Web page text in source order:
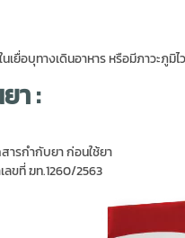
เยื่อบุทางเดินอาหาร หรือมีภาวะภูมิ
า :
ารกำกับยา ก่อนใช้ยา
ขที่ ฆท.1260/2563